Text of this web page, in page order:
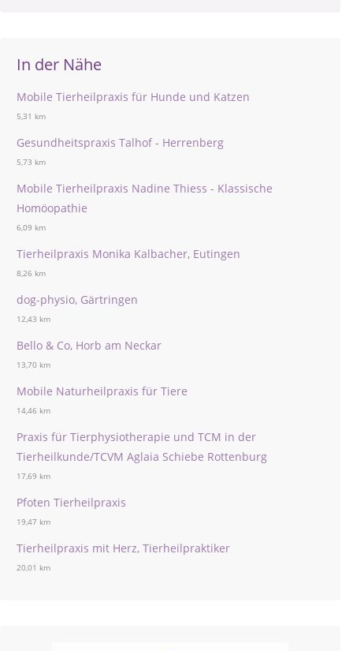
In der Nähe
Mobile Tierheilpraxis für Hunde und Katzen
5,31 km
Gesundheitspraxis Talhof - Herrenberg
5,73 km
Mobile Tierheilpraxis Nadine Thiess - Klassische
Homöopathie
6,09 km
Tierheilpraxis Monika Kalbacher, Eutingen
8,26 km
dog-physio, Gärtringen
12,43 km
Bello & Co, Horb am Neckar
13,70 km
Mobile Naturheilpraxis für Tiere
14,46 km
Praxis für Tierphysiotherapie und TCM in der
Tierheilkunde/TCVM Aglaia Schiebe Rottenburg
17,69 km
Pfoten Tierheilpraxis
19,47 km
Tierheilpraxis mit Herz, Tierheilpraktiker
20,01 km